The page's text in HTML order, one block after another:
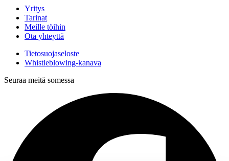
Yritys
Tarinat
Meille töihin
Ota yhteyttä
Tietosuojaseloste
Whistleblowing-kanava
Seuraa meitä somessa